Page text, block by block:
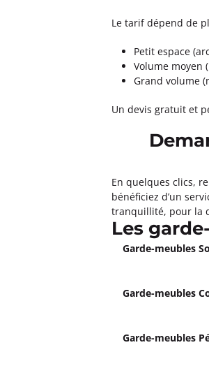
Le tarif dépend de
Petit espace
Volume moyen
Grand volume
Un devis gratuit et
En quelques clics,
bénéficiez d’un
tranquillité, pour la
Les
Garde-meubles
Garde-meubles
Garde-meubles